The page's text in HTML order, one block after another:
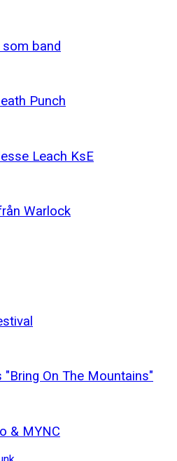
band
Punch
Leach KsE
Warlock
"Bring On The Mountains"
& MYNC